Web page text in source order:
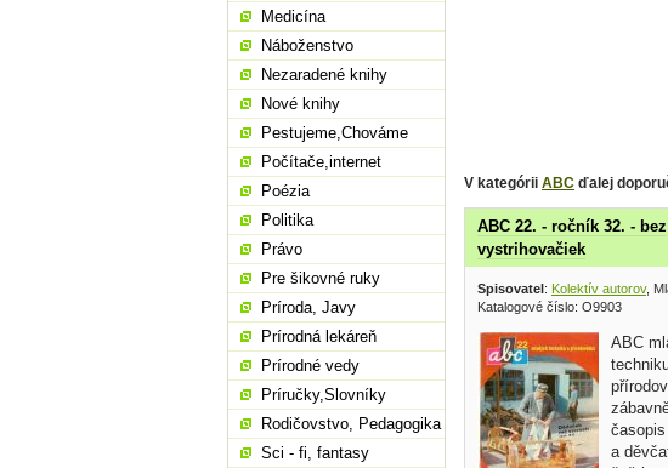
V kategórii ABC ďalej
ABC 22. - ročník 32. - bez
vystrihovačiek
Spisovatel: Kolektív autorov,
Katalogové číslo: O9903
ABC
a
Medicína
Náboženstvo
Nezaradené knihy
Nové knihy
Pestujeme,Chováme
Počítače,internet
Poézia
Politika
Právo
Pre šikovné ruky
Príroda, Javy
Prírodná lekáreň
Prírodné vedy
Príručky,Slovníky
Rodičovstvo, Pedagogika
Sci - fi, fantasy